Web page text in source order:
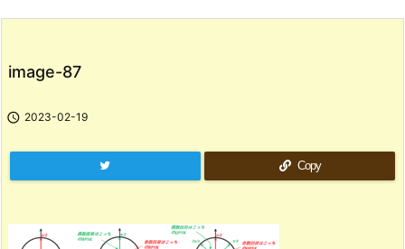
image-87
 2023-02-19
Copy